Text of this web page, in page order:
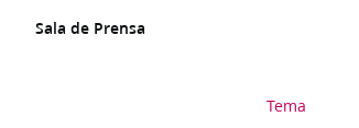
Sala de Prensa
Tema